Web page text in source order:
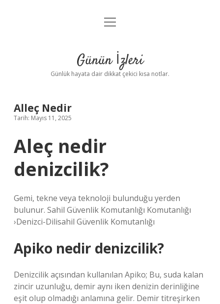
Anasayfa
Yasal Uyarı
menüyü
Günün İzleri
Günlük hayata dair dikkat çekici kısa notlar.
Alleç Nedir
Tarih: Mayıs 11, 2025
Aleç nedir
denizcilik?
Gemi, tekne veya teknoloji bulunduğu yerden
bulunur. Sahil Güvenlik Komutanlığı Komutanlığı
›Denizci-Dilisahil Güvenlik Komutanlığı
Apiko nedir denizcilik?
Denizcilik açısından kullanılan Apiko; Bu, suda kalan
zincir uzunluğu, demir aynı iken denizin derinliğine
eşit olup olmadığı anlamına gelir. Demir titreşirken